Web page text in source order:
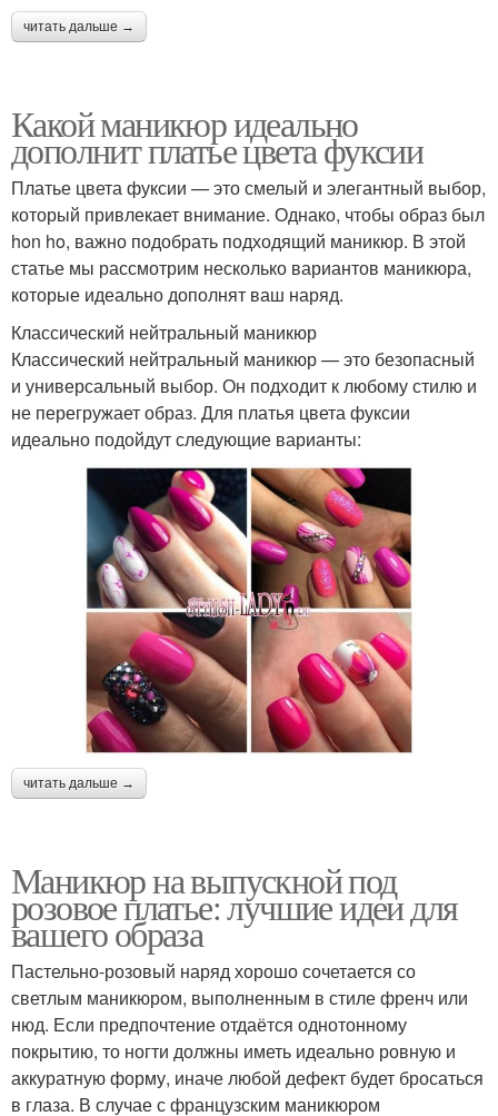
читать дальше →
Какой маникюр идеально
дополнит платье цвета фуксии
Платье цвета фуксии — это смелый и элегантный выбор,
который привлекает внимание. Однако, чтобы образ был
hon ho, важно подобрать подходящий маникюр. В этой
статье мы рассмотрим несколько вариантов маникюра,
которые идеально дополнят ваш наряд.
Классический нейтральный маникюр
Классический нейтральный маникюр — это безопасный
и универсальный выбор. Он подходит к любому стилю и
не перегружает образ. Для платья цвета фуксии
идеально подойдут следующие варианты:
читать дальше →
Маникюр на выпускной под
розовое платье: лучшие идеи для
вашего образа
Пастельно-розовый наряд хорошо сочетается со
светлым маникюром, выполненным в стиле френч или
нюд. Если предпочтение отдаётся однотонному
покрытию, то ногти должны иметь идеально ровную и
аккуратную форму, иначе любой дефект будет бросаться
в глаза. В случае с французским маникюром